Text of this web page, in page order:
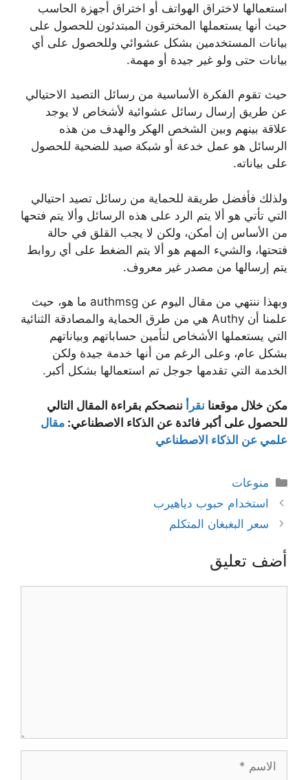
استعمالها لاختراق الهواتف أو اختراق أجهزة الحاسب
حيث أنها يستعملها المخترقون المبتدئون للحصول على
بيانات المستخدمين بشكل عشوائي وللحصول على أي
بيانات حتى ولو غير جيدة أو مهمة.
حيث تقوم الفكرة الأساسية من رسائل التصيد الاحتيالي
عن طريق إرسال رسائل عشوائية لأشخاص لا يوجد
علاقة بينهم وبين الشخص الهكر والهدف من هذه
الرسائل هو عمل خدعة أو شبكة صيد للضحية للحصول
على بياناته.
ولذلك فأفضل طريقة للحماية من رسائل تصيد احتيالي
التي تأتي هو ألا يتم الرد على هذه الرسائل وألا يتم فتحها
من الأساس إن أمكن، ولكن لا يجب القلق في حالة
فتحتها، والشيء المهم هو ألا يتم الضغط على أي روابط
يتم إرسالها من مصدر غير معروف.
وبهذا ننتهي من مقال اليوم عن authmsg ما هو، حيث
علمنا أن Authy هي من طرق الحماية والمصادقة الثنائية
التي يستعملها الأشخاص لتأمين حساباتهم وبياناتهم
بشكل عام، وعلى الرغم من أنها خدمة جيدة ولكن
الخدمة التي تقدمها جوجل تم استعمالها بشكل أكبر.
مكن خلال موقعنا نقرأ ننصحكم بقراءة المقال التالي
للحصول على أكبر فائدة عن الذكاء الاصطناعي: مقال
علمي عن الذكاء الاصطناعي
التصنيفات
منوعات
استخدام حبوب دياهيرب
سعر البغبغان المتكلم
أضف تعليق
الاسم